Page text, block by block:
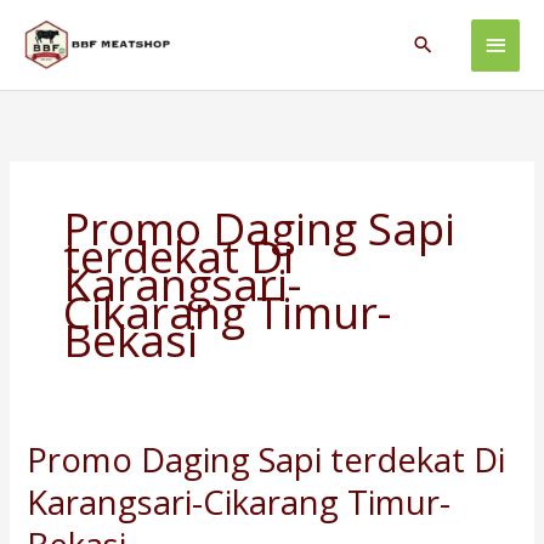
content
Main
Search
Promo Daging Sapi
terdekat Di
Karangsari-
Cikarang Timur-
Bekasi
Promo Daging Sapi terdekat Di
Karangsari-Cikarang Timur-
Promo
Daging
Sapi
terdekat